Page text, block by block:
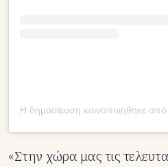
«Στην χώρα μας τις